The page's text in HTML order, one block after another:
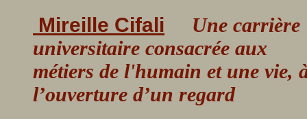
Mireille Cifali Une carrière
universitaire consacrée aux
métiers de l'humain et une vie,
l’ouverture d’un regard